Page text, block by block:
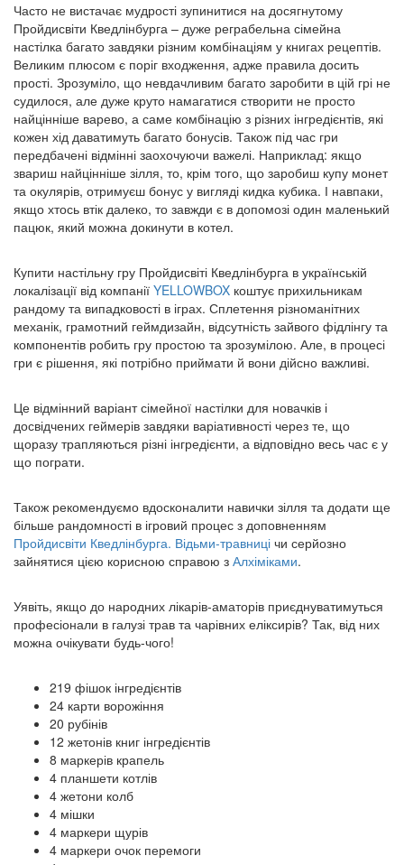
Часто не вистачає мудрості зупинитися на досягнутому
Пройдисвіти Кведлінбурга – дуже реграбельна сімейна
настілка багато завдяки різним комбінаціям у книгах рецептів.
Великим плюсом є поріг входження, адже правила досить
прості. Зрозуміло, що невдачливим багато заробити в цій грі не
судилося, але дуже круто намагатися створити не просто
найцінніше варево, а саме комбінацію з різних інгредієнтів, які
кожен хід даватимуть багато бонусів. Також під час гри
передбачені відмінні заохочуючи важелі. Наприклад: якщо
звариш найцінніше зілля, то, крім того, що заробиш купу монет
та окулярів, отримуєш бонус у вигляді кидка кубика. І навпаки,
якщо хтось втік далеко, то завжди є в допомозі один маленький
пацюк, який можна докинути в котел.
Купити настільну гру Пройдисвіті Кведлінбурга в українській
локалізації від компанії YELLOWBOX коштує прихильникам
рандому та випадковості в іграх. Сплетення різноманітних
механік, грамотний геймдизайн, відсутність зайвого фідлінгу та
компонентів робить гру простою та зрозумілою. Але, в процесі
гри є рішення, які потрібно приймати й вони дійсно важливі.
Це відмінний варіант сімейної настілки для новачків і
досвідчених геймерів завдяки варіативності через те, що
щоразу трапляються різні інгредієнти, а відповідно весь час є у
що пограти.
Також рекомендуємо вдосконалити навички зілля та додати ще
більше рандомності в ігровий процес з доповненням
Пройдисвіти Кведлінбурга. Відьми-травниці чи серйозно
зайнятися цією корисною справою з Алхіміками.
Уявіть, якщо до народних лікарів-аматорів приєднуватимуться
професіонали в галузі трав та чарівних еліксирів? Так, від них
можна очікувати будь-чого!
219 фішок інгредієнтів
24 карти ворожіння
20 рубінів
12 жетонів книг інгредієнтів
8 маркерів крапель
4 планшети котлів
4 жетони колб
4 мішки
4 маркери щурів
4 маркери очок перемоги